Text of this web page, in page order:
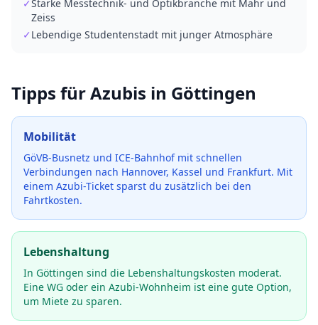
✓Starke Messtechnik- und Optikbranche mit Mahr und
Zeiss
✓ Lebendige Studentenstadt mit junger Atmosphäre
Tipps für Azubis in Göttingen
Mobilität
GöVB-Busnetz und ICE-Bahnhof mit schnellen
Verbindungen nach Hannover, Kassel und Frankfurt. Mit
einem Azubi-Ticket sparst du zusätzlich bei den
Fahrtkosten.
Lebenshaltung
In Göttingen sind die Lebenshaltungskosten moderat.
Eine WG oder ein Azubi-Wohnheim ist eine gute Option,
um Miete zu sparen.